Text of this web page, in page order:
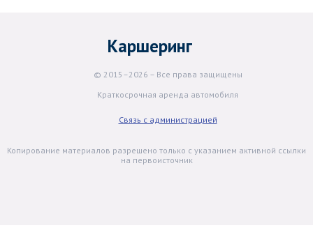
Каршеринг
© 2015–2026 – Все права защищены
Краткосрочная аренда автомобиля
Связь с администрацией
Копирование материалов разрешено только с указанием активной ссылки
на первоисточник